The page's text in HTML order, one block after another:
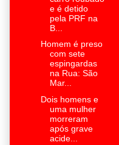
e é detido
pela PRF na
B...
Homem é preso
com sete
espingardas
na Rua: São
Mar...
Dois homens e
uma mulher
morreram
após grave
acide...